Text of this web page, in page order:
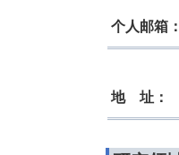
个人邮箱
地 址：